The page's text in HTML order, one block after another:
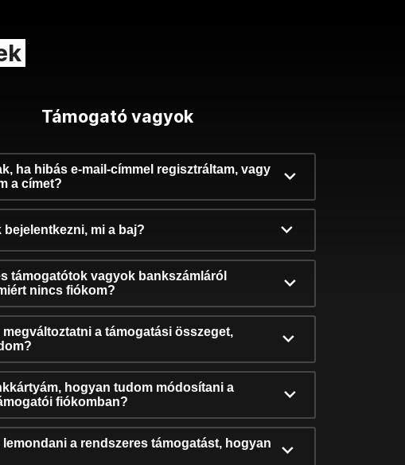
Támogató vagyok
ha hibás e-mail-címmel regisztráltam, vagy
a címet?
bejelentkezni, mi a baj?
támogatótok vagyok bankszámláról
nincs fiókom?
megváltoztatni a támogatási összeget,
hogyan tudom módosítani a
fiókomban?
lemondani a rendszeres támogatást, hogyan